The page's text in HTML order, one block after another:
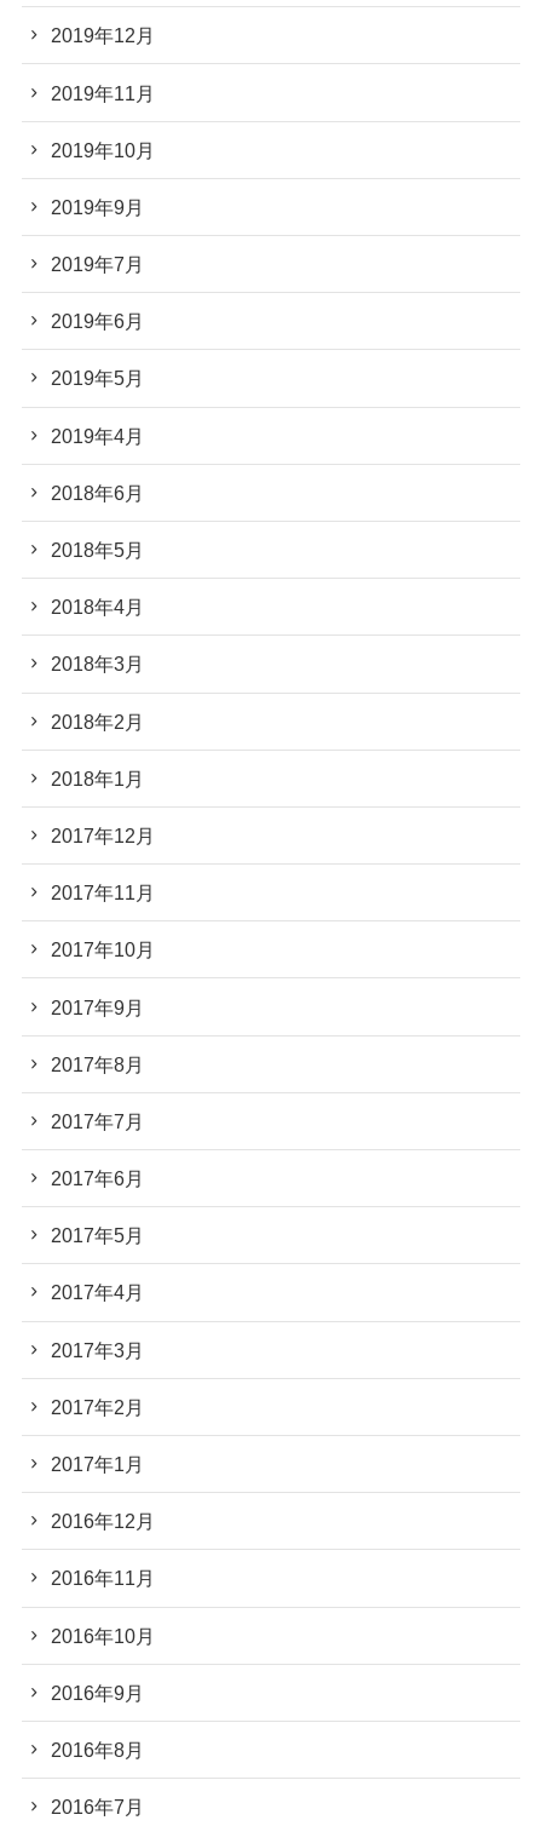
2019年12月
2019年11月
2019年10月
2019年9月
2019年7月
2019年6月
2019年5月
2019年4月
2018年6月
2018年5月
2018年4月
2018年3月
2018年2月
2018年1月
2017年12月
2017年11月
2017年10月
2017年9月
2017年8月
2017年7月
2017年6月
2017年5月
2017年4月
2017年3月
2017年2月
2017年1月
2016年12月
2016年11月
2016年10月
2016年9月
2016年8月
2016年7月